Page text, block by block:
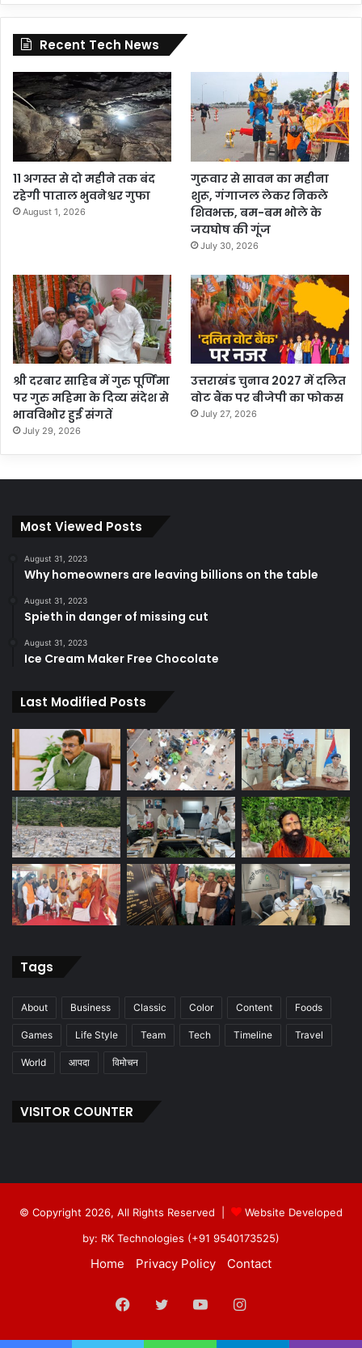
Recent Tech News
11 अगस्त से दो महीने तक बंद
रहेगी पाताल भुवनेश्वर गुफा
August 1, 2026
गुरूवार से सावन का महीना
शुरू, गंगाजल लेकर निकले
शिवभक्त, बम-बम भोले के
जयघोष की गूंज
July 30, 2026
श्री दरबार साहिब में गुरु पूर्णिमा
पर गुरु महिमा के दिव्य संदेश से
भावविभोर हुई संगतें
July 29, 2026
उत्तराखंड चुनाव 2027 में दलित
वोट बैंक पर बीजेपी का फोकस
July 27, 2026
Most Viewed Posts
August 31, 2023
Why homeowners are leaving billions on the table
August 31, 2023
Spieth in danger of missing cut
August 31, 2023
Ice Cream Maker Free Chocolate
Last Modified Posts
Tags
About Business Classic Color Content Foods
Games Life Style Team Tech Timeline Travel
World आपदा विमोचन
VISITOR COUNTER
© Copyright 2026, All Rights Reserved |
Website Developed
by: RK Technologies (+91 9540173525)
Home Privacy Policy Contact
Facebook
TwitterYouTubeInstagram